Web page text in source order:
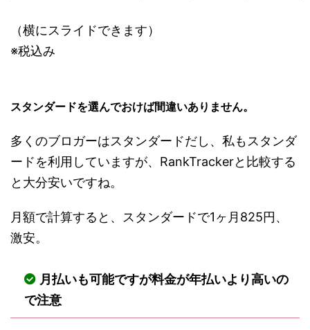
（横にスライドできます）
※税込み
スタンダードを選んでおけば間違いありません。
多くのブロガーはスタンダードだし、私もスタンダ
ードを利用していますが、RankTrackerと比較する
と大分安いですね。
月額で計算すると、スタンダードで1ヶ月825円、
激安。
月払いも可能ですが料金が年払いより高いの
で注意